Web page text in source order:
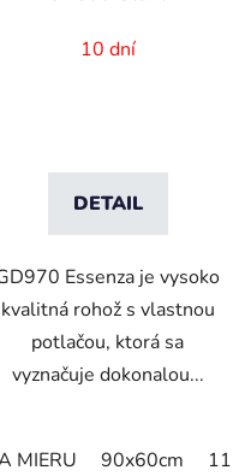
10 dní
DETAIL
Essenza je vysoko
kvalitná rohož s vlastnou
potlačou, ktorá sa
vyznačuje dokonalou...
MIERU 90x60cm